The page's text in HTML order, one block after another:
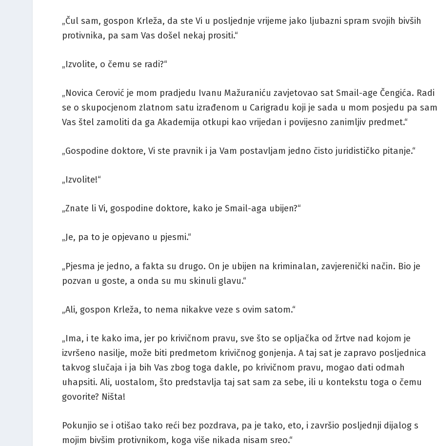
„Čul sam, gospon Krleža, da ste Vi u posljednje vrijeme jako ljubazni spram svojih bivših
protivnika, pa sam Vas došel nekaj prositi.“
„Izvolite, o čemu se radi?“
„Novica Cerović je mom pradjedu Ivanu Mažuraniću zavjetovao sat Smail-age Čengića. Radi
se o skupocjenom zlatnom satu izrađenom u Carigradu koji je sada u mom posjedu pa
Vas štel zamoliti da ga Akademija otkupi kao vrijedan i povijesno zanimljiv predmet.“
„Gospodine doktore, Vi ste pravnik i ja Vam postavljam jedno čisto juridističko pitanje.“
„Izvolite!“
„Znate li Vi, gospodine doktore, kako je Smail-aga ubijen?“
„Je, pa to je opjevano u pjesmi.“
„Pjesma je jedno, a fakta su drugo. On je ubijen na kriminalan, zavjerenički način. Bio je
pozvan u goste, a onda su mu skinuli glavu.“
„Ali, gospon Krleža, to nema nikakve veze s ovim satom.“
„Ima, i te kako ima, jer po krivičnom pravu, sve što se opljačka od žrtve nad kojom je
izvršeno nasilje, može biti predmetom krivičnog gonjenja. A taj sat je zapravo posljednica
takvog slučaja i ja bih Vas zbog toga dakle, po krivičnom pravu, mogao dati odmah
uhapsiti. Ali, uostalom, što predstavlja taj sat sam za sebe, ili u kontekstu toga o čemu
govorite? Ništa!
Pokunjio se i otišao tako reći bez pozdrava, pa je tako, eto, i završio posljednji dijalog s
mojim bivšim protivnikom, koga više nikada nisam sreo.“